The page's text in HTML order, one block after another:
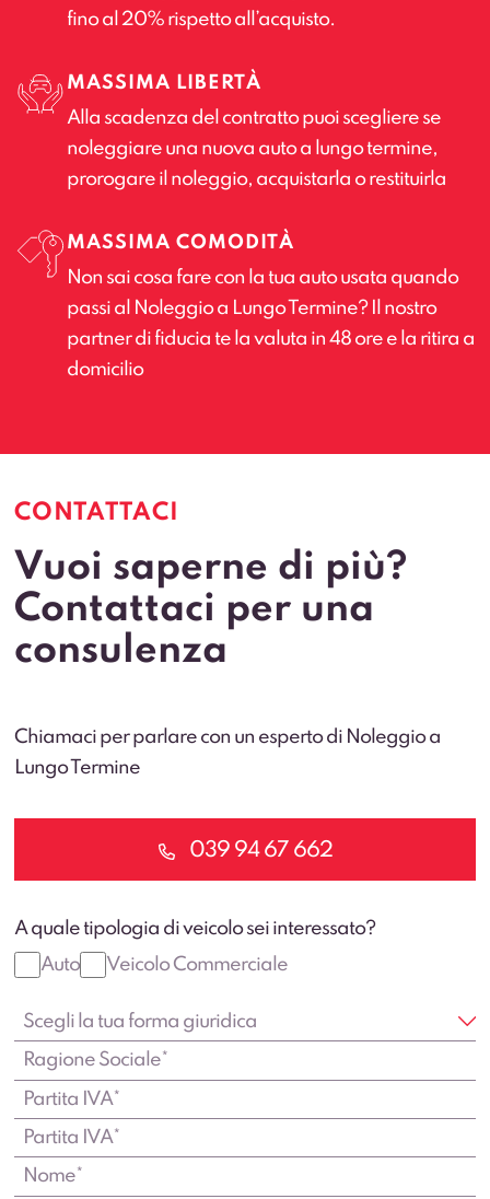
fino al 20% rispetto all’acquisto.
MASSIMA LIBERTÀ
Alla scadenza del contratto puoi scegliere se
noleggiare una nuova auto a lungo termine,
prorogare il noleggio, acquistarla o restituirla
MASSIMA COMODITÀ
Non sai cosa fare con la tua auto usata quando
passi al Noleggio a Lungo Termine? Il nostro
partner di fiducia te la valuta in 48 ore e la ritira a
domicilio
Vuoi saperne di più?
Contattaci per una
consulenza
Chiamaci per parlare con un esperto di Noleggio a
A quale tipologia di veicolo sei interessato?